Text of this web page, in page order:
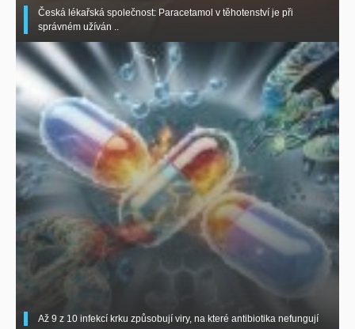
Česká lékařská společnost: Paracetamol v těhotenství je při
správném užíván ..
Až 9 z 10 infekcí krku způsobují viry, na které antibiotika nefungují